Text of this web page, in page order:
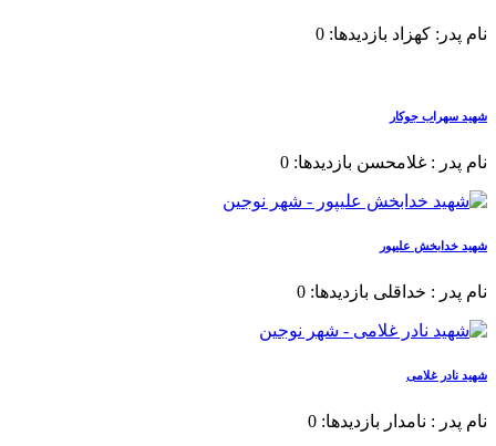
نام پدر: کهزاد بازدیدها: 0
شهید سهراب جوکار
نام پدر : غلامحسن بازدیدها: 0
شهید خدابخش علیپور
نام پدر : خداقلی بازدیدها: 0
شهید نادر غلامی
نام پدر : نامدار بازدیدها: 0